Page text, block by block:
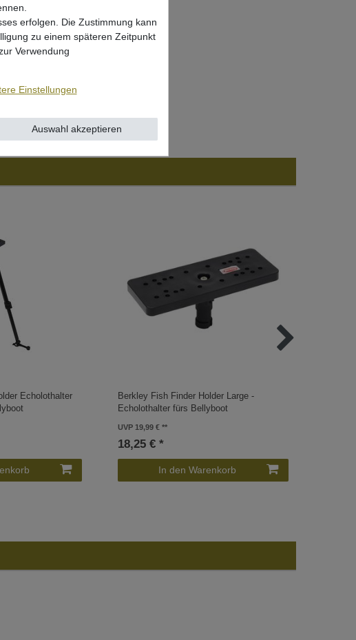
Echolothalter
Berkley Fish Finder Holder Large -
Echolothalter fürs Bellyboot
UVP 19,99 €
18,25 € *
In den Warenkorb
erfolgen. Die Zustimmung kann
zu einem späteren Zeitpunkt
Verwendung
Einstellungen
Auswahl akzeptieren